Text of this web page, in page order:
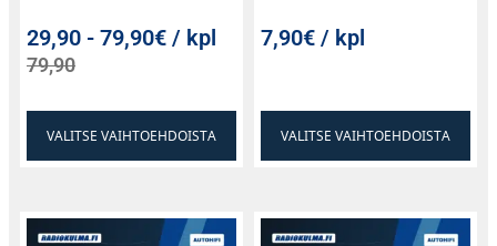
29,90 -79,90€ / kpl
79,90
VALITSE VAIHTOEHDOISTA
7,90€ / kpl
VALITSE VAIHTOEHDOISTA